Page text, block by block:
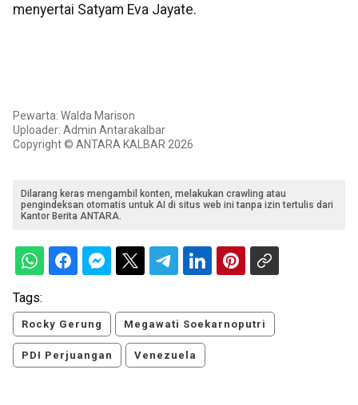
menyertai Satyam Eva Jayate.
Pewarta: Walda Marison
Uploader: Admin Antarakalbar
Copyright © ANTARA KALBAR 2026
Dilarang keras mengambil konten, melakukan crawling atau
pengindeksan otomatis untuk AI di situs web ini tanpa izin tertulis dari
Kantor Berita ANTARA.
Tags:
Rocky Gerung Megawati Soekarnoputri
PDI Perjuangan Venezuela